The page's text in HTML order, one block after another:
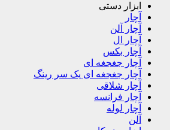
ابزار دستی
آچار
آچار آلن
آچار ال
آچار بکس
آچار جغجغه ای
آچار جغجغه ای یک سر رینگ
آچار شلاقی
آچار فرانسه
آچار لوله
آلن